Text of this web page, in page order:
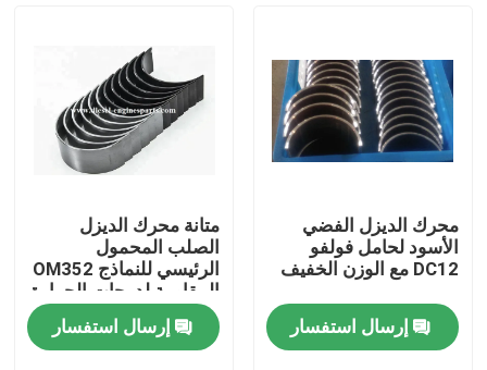
منزل
محرك الديزل الفضي
الأسود لحامل فولفو
DC12 مع الوزن الخفيف
إرسال استفسار
متانة محرك الديزل
الصلب المحمول
الرئيسي للنماذج OM352
المقاومة لدرجات الحرارة
والتآكل
إرسال استفسار